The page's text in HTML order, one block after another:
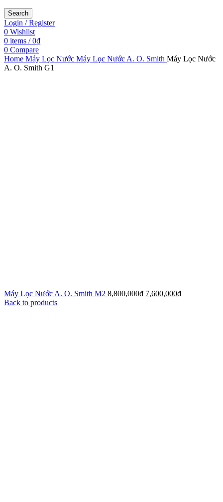
Search
Login / Register
0 Wishlist
0 items / 0₫
0 Compare
Home Máy Lọc Nước Máy Lọc Nước A. O. Smith Máy Lọc Nước
A. O. Smith G1
Máy Lọc Nước A. O. Smith M2 8,800,000₫ 7,600,000₫
Back to products